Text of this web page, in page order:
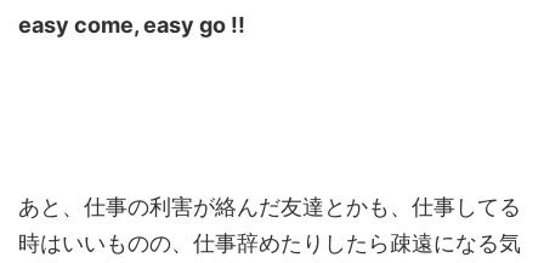
easy come, easy go !!
あと、仕事の利害が絡んだ友達とかも、仕事してる
時はいいものの、仕事辞めたりしたら疎遠になる気